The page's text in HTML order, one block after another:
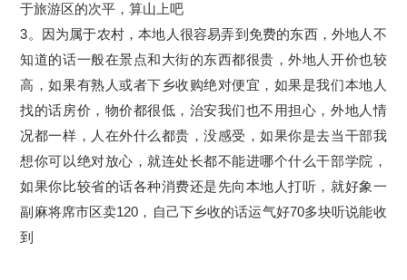
于旅游区的次平，算山上吧
3。因为属于农村，本地人很容易弄到免费的东西，外地人不
知道的话一般在景点和大街的东西都很贵，外地人开价也较
高，如果有熟人或者下乡收购绝对便宜，如果是我们本地人
找的话房价，物价都很低，治安我们也不用担心，外地人情
况都一样，人在外什么都贵，没感受，如果你是去当干部我
想你可以绝对放心，就连处长都不能进哪个什么干部学院，
如果你比较省的话各种消费还是先向本地人打听，就好象一
副麻将席市区卖120，自己下乡收的话运气好70多块听说能收
到